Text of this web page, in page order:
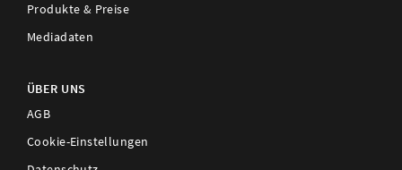
Produkte & Preise
Mediadaten
ÜBER UNS
AGB
Cookie-Einstellungen